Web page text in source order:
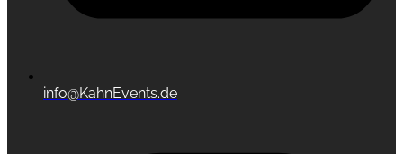
info@KahnEvents.de